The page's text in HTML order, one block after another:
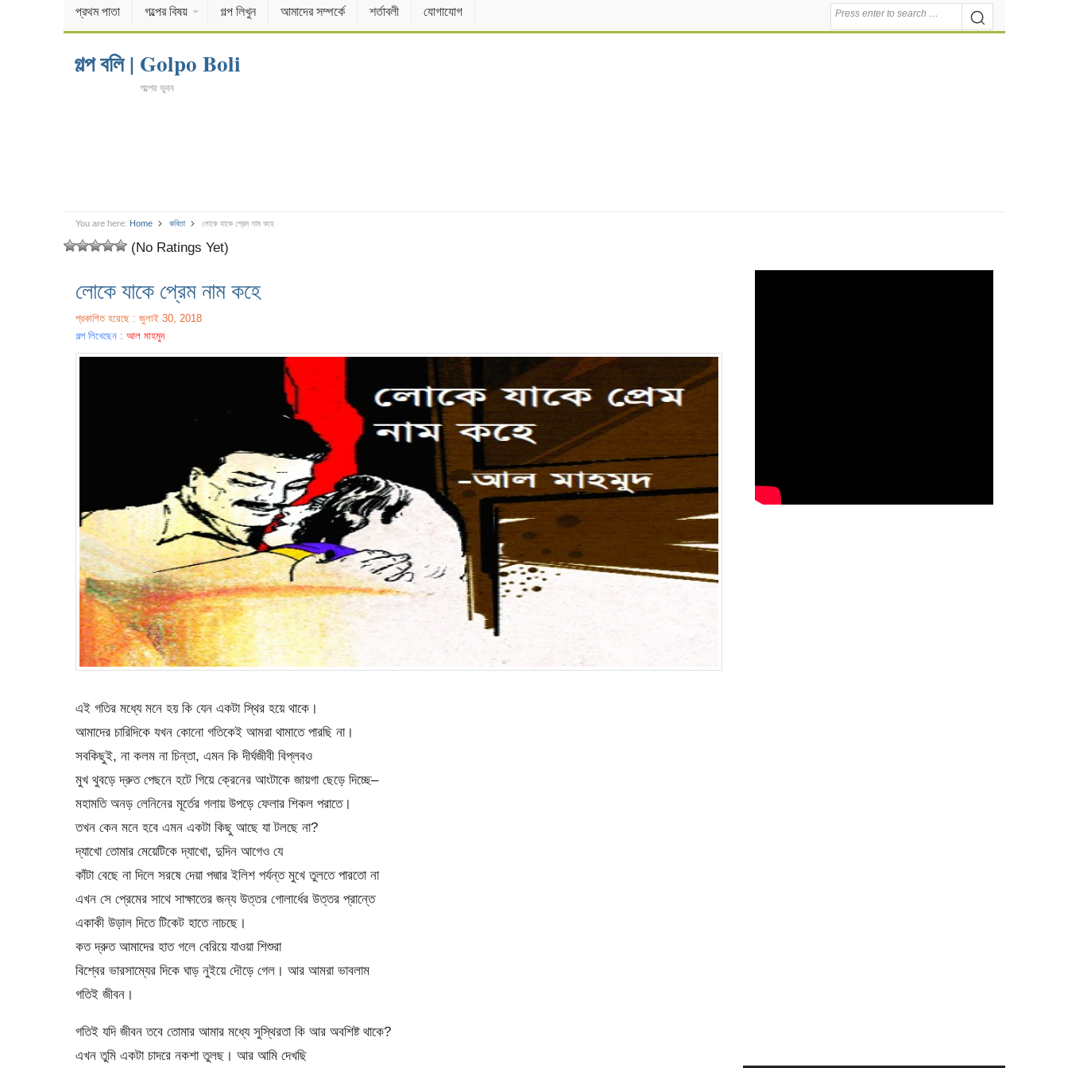
প্রথম পাতা গল্পের বিষয় গল্প লিখুন আমাদের সম্পর্কে শর্তাবলী যোগাযোগ
গল্প বলি | Golpo Boli
গল্পের ভুবন
You are here: Home কবিতা লোকে যাকে প্রেম নাম কহে
(No Ratings Yet)
লোকে যাকে প্রেম নাম কহে
প্রকাশিত হয়েছে : জুলাই 30, 2018
গল্প লিখেছেন : আল মাহমুদ
এই গতির মধ্যে মনে হয় কি যেন একটা স্থির হয়ে থাকে।
আমাদের চারিদিকে যখন কোনো গতিকেই আমরা থামাতে পারছি না।
সবকিছুই, না কলম না চিন্তা, এমন কি দীর্ঘজীবী বিপ্লবও
মুখ থুবড়ে দ্রুত পেছনে হটে গিয়ে ক্রেনের আংটাকে জায়গা ছেড়ে দিচ্ছে–
মহামতি অনড় লেনিনের মূর্তের গলায় উপড়ে ফেলার শিকল পরাতে।
তখন কেন মনে হবে এমন একটা কিছু আছে যা টলছে না?
দ্যাখো তোমার মেয়েটিকে দ্যাখো, দুদিন আগেও যে
কাঁটা বেছে না দিলে সরষে দেয়া পদ্মার ইলিশ পর্যন্ত মুখে তুলতে পারতো না
এখন সে প্রেমের সাথে সাক্ষাতের জন্য উত্তর গোলার্ধের উত্তর প্রান্তে
একাকী উড়াল দিতে টিকেট হাতে নাচছে।
কত দ্রুত আমাদের হাত গলে বেরিয়ে যাওয়া শিশুরা
বিশ্বের ভারসাম্যের দিকে ঘাড় নুইয়ে দৌড়ে গেল। আর আমরা ভাবলাম
গতিই জীবন।
গতিই যদি জীবন তবে তোমার আমার মধ্যে সুস্থিরতা কি আর অবশিষ্ট থাকে?
এখন তুমি একটা চাদরে নকশা তুলছ। আর আমি দেখছি